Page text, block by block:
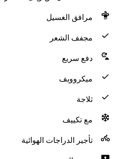
مرافق الغسيل
مجفف الشعر
دفع سريع
ميكروويف
ثلاجة
مع تكييف
تأجير الدراجات الهوائية